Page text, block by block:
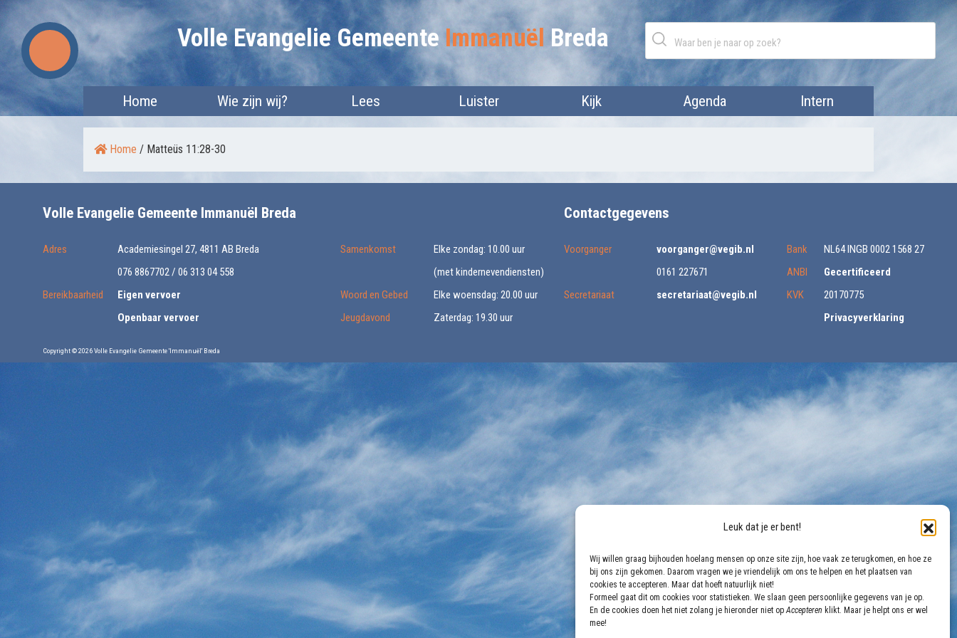
Leuk dat je er bent!
Wij willen graag bijhouden hoelang mensen op onze site zijn, hoe vaak ze terugkomen, en hoe ze
bij ons zijn gekomen. Daarom vragen we je vriendelijk om ons te helpen en het plaatsen van
cookies te accepteren. Maar dat hoeft natuurlijk niet!
Formeel gaat dit om cookies voor statistieken. We slaan geen persoonlijke gegevens van je op.
En de cookies doen het niet zolang je hieronder niet opAccepteren klikt. Maar je helpt ons er wel
mee!
Skip
to
content
Volle Evangelie Gemeente Immanuël Breda
Home Wie zijn wij? Lees Luister Kijk Agenda Intern
Home / Matteüs 11:28-30
Volle Evangelie Gemeente Immanuël Breda
Adres
Academiesingel 27, 4811 AB Breda
076 8867702 / 06 313 04 558
Bereikbaarheid
Eigen vervoer
Openbaar vervoer
Samenkomst
Elke zondag: 10.00 uur
(met kindernevendiensten)
Woord en Gebed
Elke woensdag: 20.00 uur
Jeugdavond
Zaterdag: 19.30 uur
Contactgegevens
Voorganger
voorganger@vegib.nl
0161 227671
Secretariaat
secretariaat@vegib.nl
Bank
NL64 INGB 0002 1568 27
ANBI
Gecertificeerd
KVK
20170775
Privacyverklaring
Copyright © 2026 Volle Evangelie Gemeente 'Immanuël' Breda